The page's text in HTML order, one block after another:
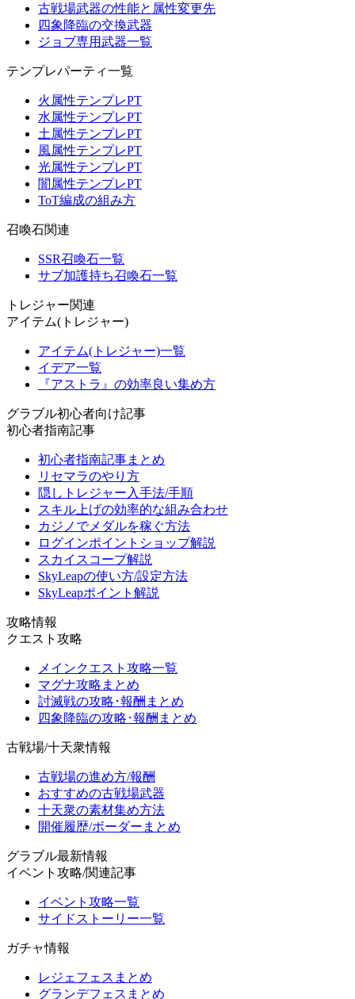
古戦場武器の性能と属性変更先
四象降臨の交換武器
ジョブ専用武器一覧
テンプレパーティ一覧
火属性テンプレPT
水属性テンプレPT
土属性テンプレPT
風属性テンプレPT
光属性テンプレPT
闇属性テンプレPT
ToT編成の組み方
召喚石関連
SSR召喚石一覧
サブ加護持ち召喚石一覧
トレジャー関連
アイテム(トレジャー)
アイテム(トレジャー)一覧
イデア一覧
『アストラ』の効率良い集め方
グラブル初心者向け記事
初心者指南記事
初心者指南記事まとめ
リセマラのやり方
隠しトレジャー入手法/手順
スキル上げの効率的な組み合わせ
カジノでメダルを稼ぐ方法
ログインポイントショップ解説
スカイスコープ解説
SkyLeapの使い方/設定方法
SkyLeapポイント解説
攻略情報
クエスト攻略
メインクエスト攻略一覧
マグナ攻略まとめ
討滅戦の攻略･報酬まとめ
四象降臨の攻略･報酬まとめ
古戦場/十天衆情報
古戦場の進め方/報酬
おすすめの古戦場武器
十天衆の素材集め方法
開催履歴/ボーダーまとめ
グラブル最新情報
イベント攻略/関連記事
イベント攻略一覧
サイドストーリー一覧
ガチャ情報
レジェフェスまとめ
グランデフェスまとめ